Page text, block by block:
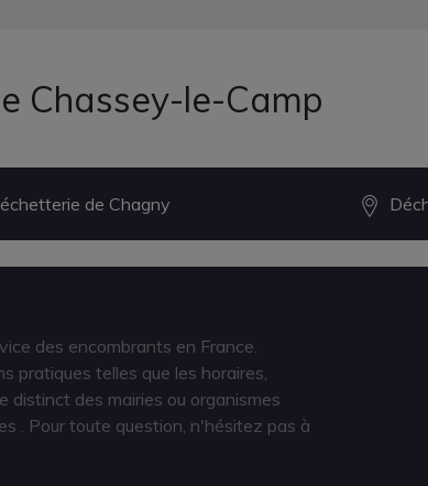
Chassey-le-Camp
de Chagny
des encombrants en France.
pratiques telles que les horaires,
distinct des mairies ou organismes
. Pour toute question, n'hésitez pas à